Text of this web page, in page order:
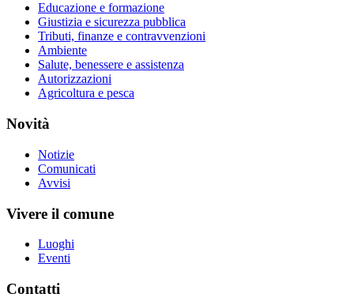
Educazione e formazione
Giustizia e sicurezza pubblica
Tributi, finanze e contravvenzioni
Ambiente
Salute, benessere e assistenza
Autorizzazioni
Agricoltura e pesca
Novità
Notizie
Comunicati
Avvisi
Vivere il comune
Luoghi
Eventi
Contatti